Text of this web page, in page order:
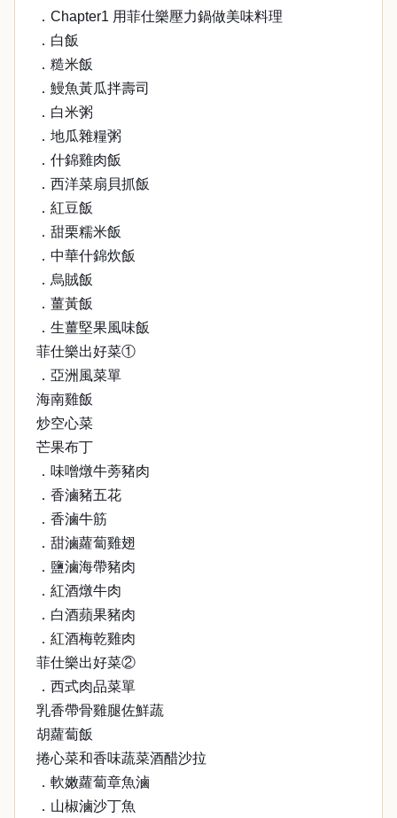
．Chapter1 用菲仕樂壓力鍋做美味料理
．白飯
．糙米飯
．鰻魚黃瓜拌壽司
．白米粥
．地瓜雜糧粥
．什錦雞肉飯
．西洋菜扇貝抓飯
．紅豆飯
．甜栗糯米飯
．中華什錦炊飯
．烏賊飯
．薑黃飯
．生薑堅果風味飯
菲仕樂出好菜①
．亞洲風菜單
海南雞飯
炒空心菜
芒果布丁
．味噌燉牛蒡豬肉
．香滷豬五花
．香滷牛筋
．甜滷蘿蔔雞翅
．鹽滷海帶豬肉
．紅酒燉牛肉
．白酒蘋果豬肉
．紅酒梅乾雞肉
菲仕樂出好菜②
．西式肉品菜單
乳香帶骨雞腿佐鮮蔬
胡蘿蔔飯
捲心菜和香味蔬菜酒醋沙拉
．軟嫩蘿蔔章魚滷
．山椒滷沙丁魚